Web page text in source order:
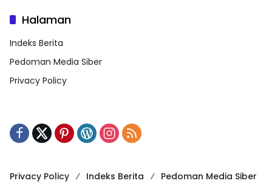
Halaman
Indeks Berita
Pedoman Media Siber
Privacy Policy
Privacy Policy Indeks Berita Pedoman Media Siber